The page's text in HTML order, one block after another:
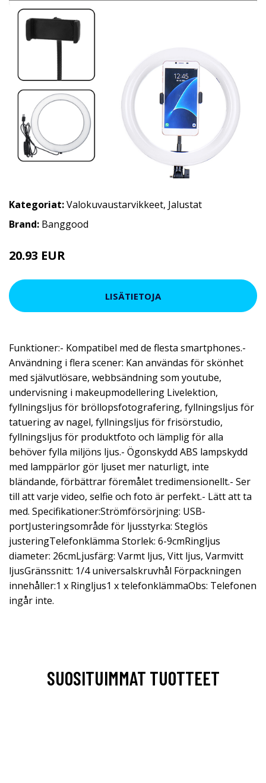
Kategoriat:Valokuvaustarvikkeet, Jalustat
Brand: Banggood
20.93 EUR
LISÄTIETOJA
Funktioner:- Kompatibel med de flesta smartphones.-
Användning i flera scener: Kan användas för skönhet
med självutlösare, webbsändning som youtube,
undervisning i makeupmodellering Livelektion,
fyllningsljus för bröllopsfotografering, fyllningsljus för
tatuering av nagel, fyllningsljus för frisörstudio,
fyllningsljus för produktfoto och lämplig för alla
behöver fylla miljöns ljus.- Ögonskydd ABS lampskydd
med lamppärlor gör ljuset mer naturligt, inte
bländande, förbättrar föremålet tredimensionellt.- Ser
till att varje video, selfie och foto är perfekt.- Lätt att ta
med. Specifikationer:Strömförsörjning: USB-
portJusteringsområde för ljusstyrka: Steglös
justeringTelefonklämma Storlek: 6-9cmRingljus
diameter: 26cmLjusfärg: Varmt ljus, Vitt ljus, Varmvitt
ljusGränssnitt: 1/4 universalskruvhål Förpackningen
innehåller:1 x Ringljus1 x telefonklämmaObs: Telefonen
ingår inte.
SUOSITUIMMAT TUOTTEET